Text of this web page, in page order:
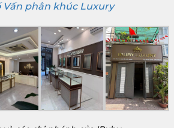
Vấn phân khúc Luxury